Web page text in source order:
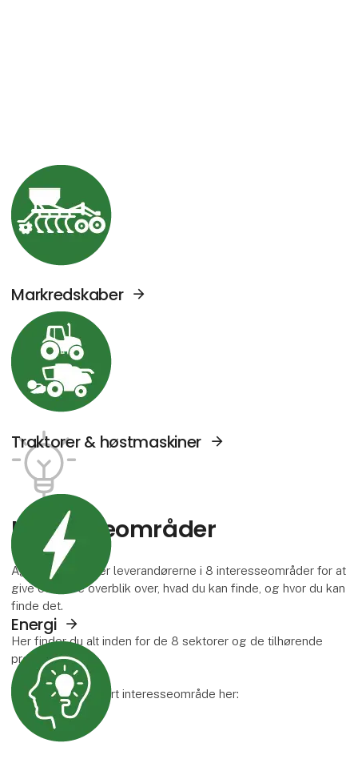
Interesse­områder
Agromek inddeler leverandørerne i 8 interesseområder for at
give et bedre overblik over, hvad du kan finde, og hvor du kan
finde det.
Her finder du alt inden for de 8 sektorer og de tilhørende
produktgrupper.
Læs mere om hvert interesseområde her:
Markredskaber
Traktorer & høstmaskiner
Energi
Se Agromek udstillere sektor: Viden og